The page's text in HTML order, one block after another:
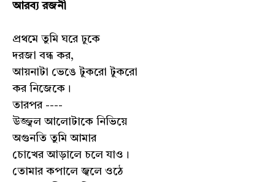
আরব্য রজনী
প্রথমে তুমি ঘরে ঢুকে
দরজা বন্ধ কর,
আয়নাটা ভেঙে টুকরো টুকরো
কর নিজেকে।
তারপর ----
উজ্জ্বল আলোটাকে নিভিয়ে
অগুনতি তুমি আমার
চোখের আড়ালে চলে যাও।
তোমার কপালে জ্বলে ওঠে